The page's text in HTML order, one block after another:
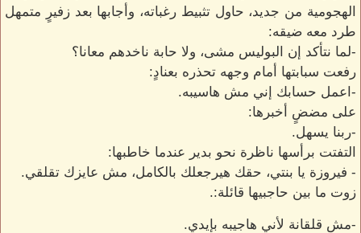
الهجومية من جديد، حاول تثبيط رغباته، وأجابها بعد زفيرٍ متمهل
طرد معه ضيقه:
-لما نتأكد إن البوليس مشى، ولا حابة ناخدهم معانا؟
رفعت سبابتها أمام وجهه تحذره بعنادٍ:
-اعمل حسابك إني مش هاسيبه.
على مضضٍ أخبرها:
-ربنا يسهل.
التفتت برأسها ناظرة نحو بدير عندما خاطبها:
- فيروزة يا بنتي، حقك هيرجعلك بالكامل، مش عايزك تقلقي.
زوت ما بين حاجبيها قائلة:.
-مش قلقانة لأني هاجيبه بإيدي.